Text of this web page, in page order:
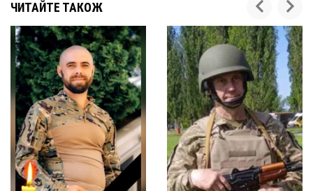
ЧИТАЙТЕ ТАКОЖ